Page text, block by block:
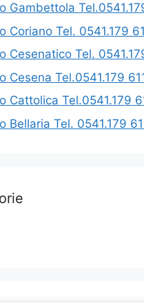
Gambettola
Coriano Tel. 0541.179
Cesenatico Tel.
Cesena Tel.0541.179
Cattolica Tel.0541.179
Bellaria Tel. 0541.179